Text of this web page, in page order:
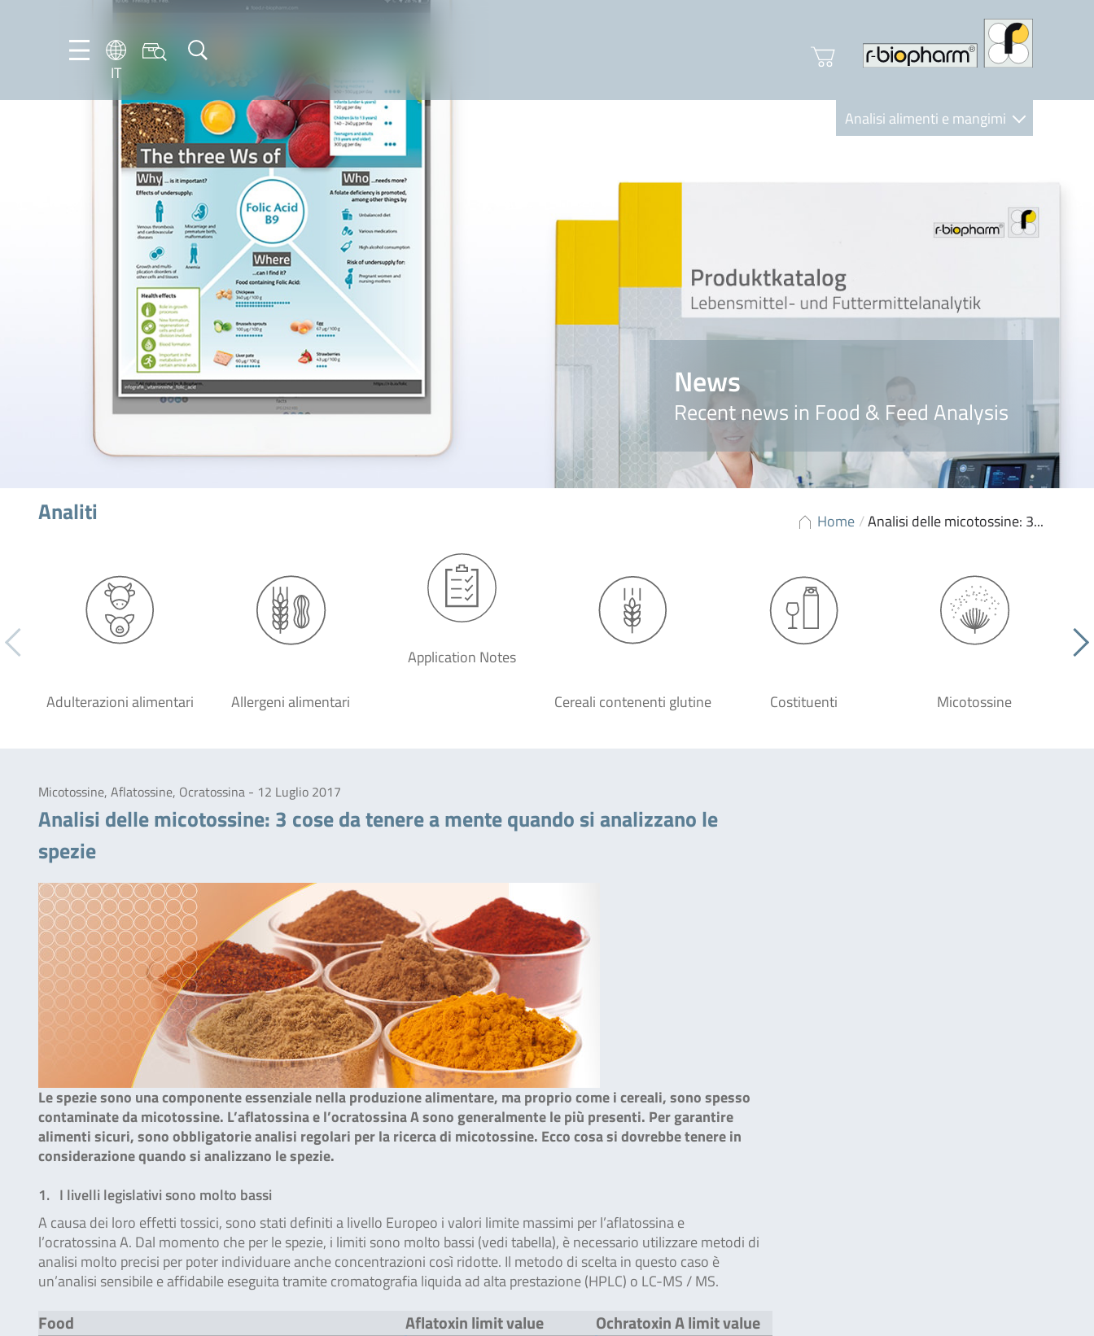
IT
EN
IT
DE
Analisi alimenti e mangimi
News
Recent news in Food & Feed Analysis
Home /Analisi delle micotossine: 3...
Analiti
Adulterazioni alimentari Allergeni alimentari
Application Notes
Cereali contenenti glutine Costituenti Micotossine
Micotossine, Aflatossine, Ocratossina - 12 Luglio 2017
Analisi delle micotossine: 3 cose da tenere a mente quando si analizzano le
spezie
Le spezie sono una componente essenziale nella produzione alimentare, ma proprio come i cereali, sono spesso
contaminate da micotossine. L’aflatossina e l’ocratossina A sono generalmente le più presenti. Per garantire
alimenti sicuri, sono obbligatorie analisi regolari per la ricerca di micotossine. Ecco cosa si dovrebbe tenere in
considerazione quando si analizzano le spezie.
1. I livelli legislativi sono molto bassi
A causa dei loro effetti tossici, sono stati definiti a livello Europeo i valori limite massimi per l’aflatossina e
l’ocratossina A. Dal momento che per le spezie, i limiti sono molto bassi (vedi tabella), è necessario utilizzare metodi di
analisi molto precisi per poter individuare anche concentrazioni così ridotte. Il metodo di scelta in questo caso è
un’analisi sensibile e affidabile eseguita tramite cromatografia liquida ad alta prestazione (HPLC) o LC-MS / MS.
Food Aflatoxin limit value Ochratoxin A limit value